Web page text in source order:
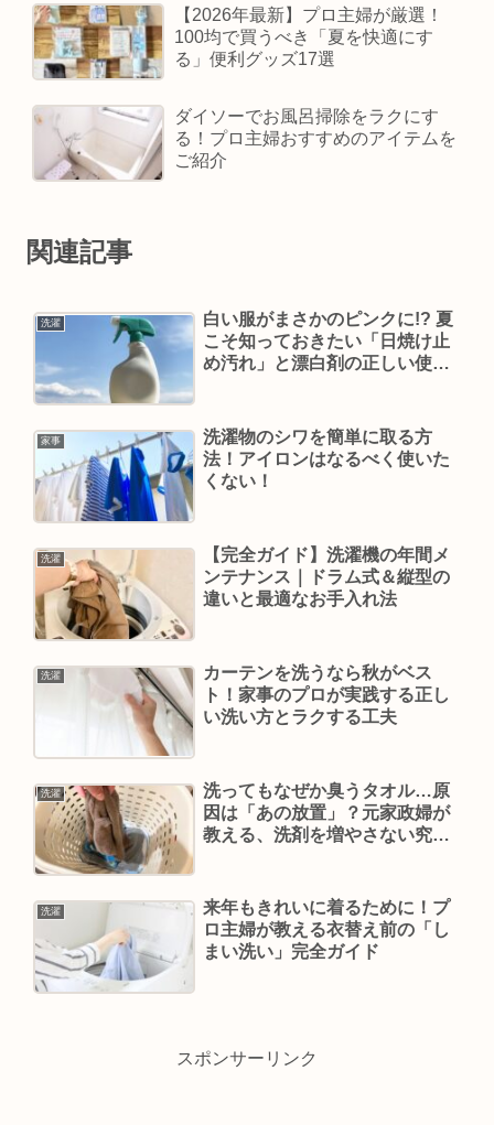
【2026年最新】プロ主婦が厳選！
100均で買うべき「夏を快適にす
る」便利グッズ17選
ダイソーでお風呂掃除をラクにす
る！プロ主婦おすすめのアイテムを
ご紹介
関連記事
洗濯
白い服がまさかのピンクに!? 夏
こそ知っておきたい「日焼け止
め汚れ」と漂白剤の正しい使い
家事
洗濯物のシワを簡単に取る方
法！アイロンはなるべく使いた
くない！
洗濯
【完全ガイド】洗濯機の年間メ
ンテナンス｜ドラム式＆縦型の
違いと最適なお手入れ法
洗濯
カーテンを洗うなら秋がベス
ト！家事のプロが実践する正し
い洗い方とラクする工夫
洗濯
洗ってもなぜか臭うタオル…原
因は「あの放置」？元家政婦が
教える、洗剤を増やさない究極
洗濯
来年もきれいに着るために！プ
ロ主婦が教える衣替え前の「し
まい洗い」完全ガイド
スポンサーリンク